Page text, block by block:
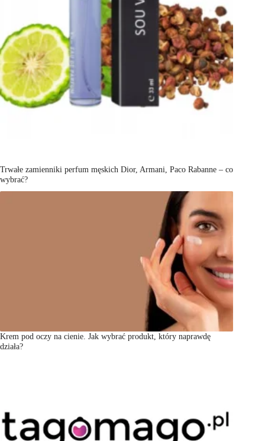
Trwałe zamienniki perfum męskich Dior, Armani, Paco Rabanne – co
wybrać?
Krem pod oczy na cienie. Jak wybrać produkt, który naprawdę
działa?